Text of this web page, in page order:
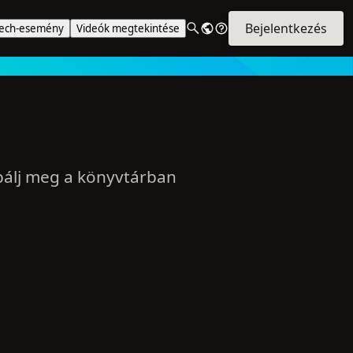
esemény Videók megtekintése Bejelentkezés
meg a könyvtárban